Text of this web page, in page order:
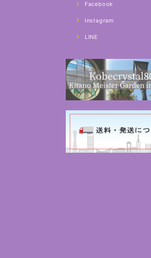
Facebook
Instagram
LINE